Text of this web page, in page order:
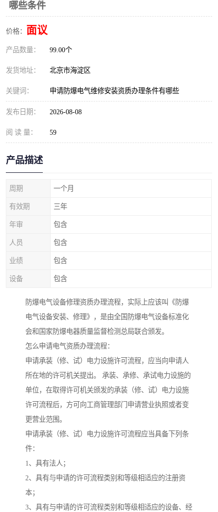
哪些条件
价格： 面议
产品数量： 99.00个
发货地址： 北京市海淀区
关键词： 申请防爆电气维修安装资质办理条件有哪些
发布日期： 2026-08-08
阅 读 量： 59
产品描述
周期 一个月
有效期 三年
年审 包含
人员 包含
业绩 包含
设备 包含
防爆电气设备修理资质办理流程，实际上应该叫《防爆
电气设备安装、修理》，是由全国防爆电气设备标准化
会和国家防爆电器质量监督检测总局联合颁发。
怎么申请电气资质办理流程：
申请承装（修、试）电力设施许可流程，应当向申请人
所在地的许可机关提出。 承装、承修、承试电力设施的
单位，在取得许可机关颁发的承装（修、试）电力设施
许可流程后，方可向工商管理部门申请营业执照或者变
更营业范围。
申请承装（修、试）电力设施许可流程应当具备下列条
件：
1、具有法人；
2、具有与申请的许可流程类别和等级相适应的注册资
本；
3、具有与申请的许可流程类别和等级相适应的设备、经